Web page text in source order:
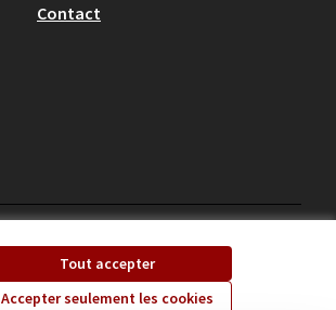
Tout accepter
Accepter seulement les cookies
Contact
(Lien externe)(Lien externe)